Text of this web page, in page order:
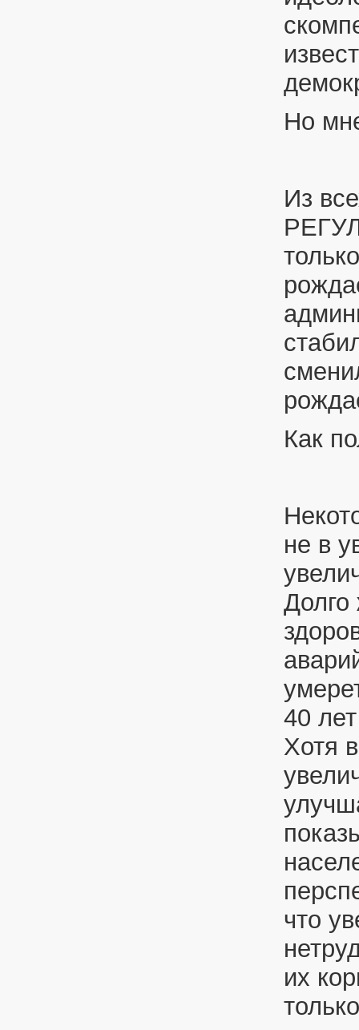
Но
Из
Как
не в
40
Хотя
что
их